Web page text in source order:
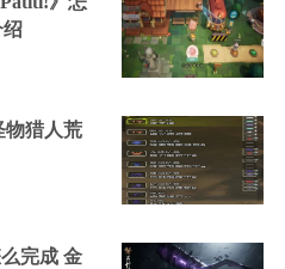
绍
物猎人荒
完成 金